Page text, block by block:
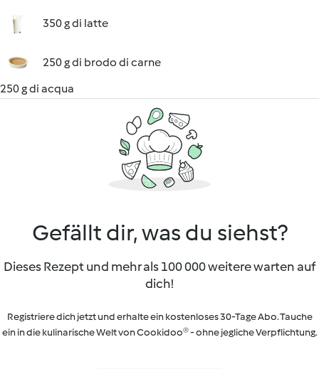
350 g di latte
250 g di brodo di carne
250 g di acqua
Gefällt dir, was du siehst?
Dieses Rezept und mehr als 100 000 weitere warten auf
dich!
Registriere dich jetzt und erhalte ein kostenloses 30-Tage Abo. Tauche
ein in die kulinarische Welt von Cookidoo® - ohne jegliche Verpflichtung.